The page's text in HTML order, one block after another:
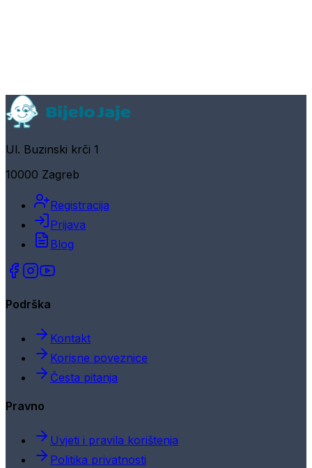
Ul. Buzinski krči 1
10000 Zagreb
Registracija
Prijava
Blog
Podrška
Kontakt
Korisne poveznice
Česta pitanja
Pravno
Uvjeti i pravila korištenja
Politika privatnosti